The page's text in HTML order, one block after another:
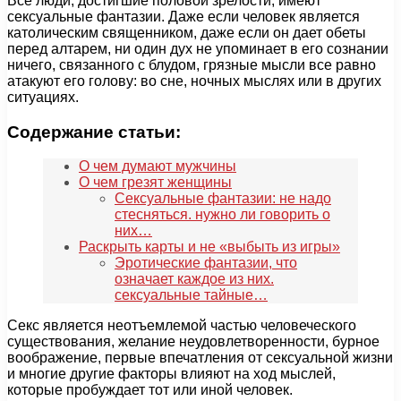
сексуальные фантазии. Даже если человек является
католическим священником, даже если он дает обеты
перед алтарем, ни один дух не упоминает в его сознании
ничего, связанного с блудом, грязные мысли все равно
атакуют его голову: во сне, ночных мыслях или в других
ситуациях.
Содержание статьи:
О чем думают мужчины
О чем грезят женщины
Сексуальные фантазии: не надо
стесняться. нужно ли говорить о
них…
Раскрыть карты и не «выбыть из игры»
Эротические фантазии, что
означает каждое из них.
сексуальные тайные…
Секс является неотъемлемой частью человеческого
существования, желание неудовлетворенности, бурное
воображение, первые впечатления от сексуальной жизни
и многие другие факторы влияют на ход мыслей,
которые пробуждает тот или иной человек.